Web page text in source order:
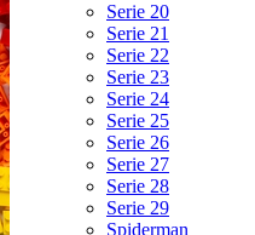
Serie 20
Serie 21
Serie 22
Serie 23
Serie 24
Serie 25
Serie 26
Serie 27
Serie 28
Serie 29
Spiderman